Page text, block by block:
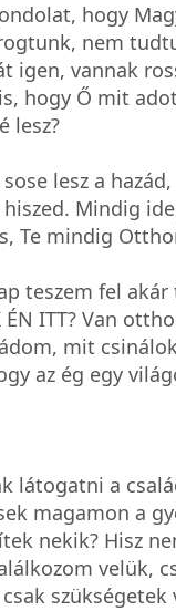
hogy
nem
igen, vannak
hogy Ő mit
lesz?
lesz a
Mindig
Te mindig
teszem fel akár
ITT? Van
mit
az ég egy
látogatni a
magamon a
nekik? Hisz
velük,
szükségetek